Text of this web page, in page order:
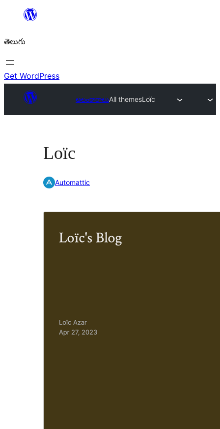
విషయానికి
తెలుగు
Get WordPress
అలంకారాలుAll themesLoïc
Loïc
Automattic